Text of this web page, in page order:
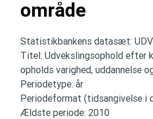
område
Statistikbankens datasæt:
Titel: Udvekslingsophold efter
opholds varighed, uddannelse
Periodetype: år
Periodeformat (tidsangivelse i
Ældste periode: 2010